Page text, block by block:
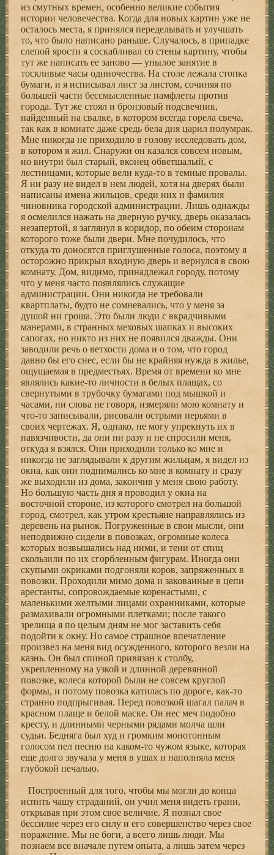
из смутных времен, особенно великие события
истории человечества. Когда для новых картин уже не
осталось места, я принялся переделывать и улучшать
то, что было написано раньше. Случалось, в припадке
слепой ярости я соскабливал со стены картину, чтобы
тут же написать ее заново — унылое занятие в
тоскливые часы одиночества. На столе лежала стопка
бумаги, и я исписывал лист за листом, сочиняя по
большей части бессмысленные памфлеты против
города. Тут же стоял и бронзовый подсвечник,
найденный на свалке, в котором всегда горела свеча,
так как в комнате даже средь бела дня царил полумрак.
Мне никогда не приходило в голову исследовать дом,
в котором я жил. Снаружи он казался совсем новым,
но внутри был старый, вконец обветшалый, с
лестницами, которые вели куда-то в темные провалы.
Я ни разу не видел в нем людей, хотя на дверях были
написаны имена жильцов, среди них и фамилия
чиновника городской администрации. Лишь однажды
я осмелился нажать на дверную ручку, дверь оказалась
незапертой, я заглянул в коридор, по обеим сторонам
которого тоже были двери. Мне почудилось, что
откуда-то доносятся приглушенные голоса, поэтому я
осторожно прикрыл входную дверь и вернулся в свою
комнату. Дом, видимо, принадлежал городу, потому
что у меня часто появлялись служащие
администрации. Они никогда не требовали
квартплаты, будто не сомневались, что у меня за
душой ни гроша. Это были люди с вкрадчивыми
манерами, в странных меховых шапках и высоких
сапогах, но никто из них не появился дважды. Они
заводили речь о ветхости дома и о том, что город
давно бы его снес, если бы не крайняя нужда в жилье,
ощущаемая в предместьях. Время от времени ко мне
являлись какие-то личности в белых плащах, со
свернутыми в трубочку бумагами под мышкой и
часами, ни слова не говоря, измеряли мою комнату и
что-то записывали, рисовали острыми перьями в
своих чертежах. Я, однако, не могу упрекнуть их в
навязчивости, да они ни разу и не спросили меня,
откуда я взялся. Они приходили только ко мне и
никогда не заглядывали к другим жильцам, я видел из
окна, как они поднимались ко мне в комнату и сразу
же выходили из дома, закончив у меня свою работу.
Но большую часть дня я проводил у окна на
восточной стороне, из которого смотрел на большой
город, смотрел, как утром крестьяне направлялись из
деревень на рынок. Погруженные в свои мысли, они
неподвижно сидели в повозках, огромные колеса
которых возвышались над ними, и тени от спиц
скользили по их сгорбленным фигурам. Иногда они
скупыми окриками подгоняли коров, запряженных в
повозки. Проходили мимо дома и закованные в цепи
арестанты, сопровождаемые коренастыми, с
маленькими желтыми лицами охранниками, которые
размахивали огромными плетками; после такого
зрелища я по целым дням не мог заставить себя
подойти к окну. Но самое страшное впечатление
произвел на меня вид осужденного, которого везли на
казнь. Он был спиной привязан к столбу,
укрепленному на узкой и длинной деревянной
повозке, колеса которой были не совсем круглой
формы, и потому повозка катилась по дороге, как-то
странно подпрыгивая. Перед повозкой шагал палач в
красном плаще и белой маске. Он нес меч подобно
кресту, и длинными черными рядами молча шли
судьи. Бедняга был худ и громким монотонным
голосом пел песню на каком-то чужом языке, которая
еще долго звучала у меня в ушах и наполняла меня
глубокой печалью.
Построенный для того, чтобы мы могли до конца испить чашу страданий, он учил меня видеть грани, открывая при этом свое величие. Я познал свое бессилие через его силу и его совершенство через свое поражение. Мы не боги, а всего лишь люди. Мы познаем все вначале путем опыта, а лишь затем через разум. Нас нужно помучить, чтобы мы поняли, и только на крик наших мучений мы можем получить ответ. И, пожалуй, благодаря такой позиции администрации я смог безнаказанно принять участие в восстании угленош, если это восстание вообще было кем-то замечено. Я должен был сначала узнать город во всех его ужасах, прежде чем поступить к нему на службу, прежде чем начать борьбу, прежде чем отказаться от нее: то, что любая борьба против города является бессмысленной, я понял лишь тогда, когда мятеж провалился из-за какого-то сумасшедшего, из-за юродивого, которого раньше я часто видел шагавшим по городу со смешным негнувшимся знаменем какого-то оборонительного союза былых времен, глупая улыбка блуждала на его жирном лице под мятой круглой шляпой. Как-то раз я вышел из своей комнаты в предместье, как это часто делал в белые лунные ночи, и направился в местечко, куда захаживал редко. Здесь стояли ряды таких же однотипных многоквартирных домов, мимо которых я шествовал, но выглядели они гораздо запущеннее, чем в других предместьях. В грязных дворах и на прогнивших скамейках, у реки я видел влюбленные парочки — они сжимали друг друга в объятиях, искали утешения в любви. Я видел блудниц, продававших себя за гроши, они передвигались вокруг как звери, и воздух был наполнен их гортанными звуками. Проходил мимо зеленых щитов, рекламировавших дешевые фильмы, и по мере моего продвижения местечко становилось все более пустынным. Я очутился в районе больших площадок, стиснутых бетонными квадратами домов, пустырей, на которых возвышались горы мусора и немалые участки земли были покрыты густой растительностью. На одной из таких площадок, посередине которой между огромными кучами мусора и ржавыми кузовами старых автомобилей, стоявших вокруг как мирно пасущиеся звери, пролегали трамвайные пути, я уже издалека увидел человека, медленно начинавшего какой-то танец. Его тяжеловесная фигура энергично поднималась над поверхностью земли, как бы заваленной доисторическими руинами. Первыми начали двигаться короткие толстые ноги, описывая беспомощные и заостренные фигуры, но затем танец становился все яростнее, и, когда человек распростер свои непомерно длинные руки, которые придавали его облику нечто гориллообразное, и его длинная белая борода стала раскачиваться у него под подбородком, как колокол, я увидел, что это вдребезги пьяный старый угленоша, живший неподалеку от меня. Я смотрел на танец старика и наблюдал за его тенью, которая повторяла каждое движение его туловища, коротких ног и длинных рук и таким образом дополняла пространственное движение движением на поверхности. Я непроизвольно направился в сторону пьяного и заметил, что к нему со всех сторон стали стекаться люди. Это были мужчины и женщины, плохо одетые, совершенно истощенные, пахнущие сивухой и как бы вырванные из тяжелого сна. Некоторые старались копировать танец старика, но не было слышно ни одного звука, хотя мужчин собралось так много, что они постепенно заполнили площадь, поднялись на мусорные кучи и, как огромные призрачные птицы, уселись на крышах старых автомобилей. Теперь я даже смог рассмотреть лицо огромного старика, который, закончив свой танец, с трудом держался на ногах: лицо его окаменело, а налитые кровью глаза тускло блестели. Я уже было собирался отвернуться от него, чтобы продолжать путь. Но тут люди пришли в движение, вся эта оборванная толпа тесно сгрудилась и стала двигаться вперед. Я находился немного позади угленоши, который, казалось, возглавлял толпу, но я не мог понять, куда мы направлялись. Я был плотно окружен призрачными лицами этих мужчин и женщин, погружен в аромат их сивушного духа, но мне все-таки, хотя и с трудом, удалось высвободиться из толчеи, после чего я оказался рядом со стариком во главе процессии, вопреки своей воле и не имея возможности повернуть обратно. Я все еще не узнавал улиц, по которым мы шли, но видел, что мы движемся по направлению к городу. Дома придвинулись вплотную друг к другу, они стали ниже, и их крыши простирались над бесконечными рядами идущих людей, которые двигались как в ущелье. Толпа беззвучно тянулась по площадям и улицам, вслед за стариком, который раскачивался из стороны в сторону, то цепляясь за меня, то падая на того, кто шел за его спиной, в тесных рядах, и люди отталкивали от себя пьяного, а он принялся хохотать все громче и злораднее. Это был какой-то дрожащий и своенравный смех, которому мы стали вторить, как бы от чего-то освободившись, как будто этот смех помогал нам преодолеть страх, какой мы испытывали перед городом. Движение толпы ускорилось. С громкими криками и всевозможными ругательствами мы рванулись вперед, и в этот момент в спокойном и молчаливом величии перед нами предстал город, его вид был настолько страшен, что мы замолкли. Город лежал по ту сторону реки, через которую был переброшен длинный и узкий висячий мост. Освещенный луною, он отсвечивал белизной, как огромный горбатый, разрезанный синими тенями ледник, покоящийся на двузубой скале; но самой реки мы не видели, так как она была окутана молочным туманом, и казалось, что город парит в облаках. Мы остолбенели и вцепились руками друг в друга, но старик вступил на мост, и мы последовали за ним, охваченные дикой страстью идти напролом. Мост был настолько узким, что многие хватались за перила, чтобы с их помощью удержаться, некоторые даже пробовали переходить по тросам, поддерживающим мост; люди гроздьями висели на мосту, но никто не боялся упасть, хотя мост очень сильно раскачивался. Просев под тяжестью толпы, устремившейся на противоположный берег, он опустился навстречу волнам ночной реки; мы на мгновение погрузились в туман, и казалось, мы парим в пустоте, потому что теперь города совершенно не было видно. Когда мы настолько низко оказались над рекой, что наши ноги стала заливать вода, а многих, жалобно кричащих, смыли волны, мост, получив облегчение, как пружина, круто поднялся вверх, и прямо над собой мы вновь увидели город; теперь он был уже близко и грозил нам своими стенами и башнями, как будто хотел сбросить их на нас, и мы непроизвольно пригнулись от страха. Но теперь, когда мы уже карабкались вверх по скале, на которой он был построен, мост начал успокаиваться, его колебания стихли, и те, кто остался на мосту, спокойно покинули его. Мы устремились к городу и проникли в него через полуразрушенные ворота, вначале осторожно, затем более решительно, хотя нам, собственно, еще не было ясно, чего мы хотим, ведь ночное шествие убогой, грязной толпы оборванных и пьяных людей началось совершенно стихийно и вначале не походило на бунт, а скорее являло собой беспомощное выражение тупого отчаяния. Теперь же, когда мы уже шли по улице, которая вела нас в центр города, мы осознавали нашу акцию, и в нас все сильнее зрела воля к бунту. Дома искривились, как старые деревья, они окружали нас пустыми глазницами окон. Площадь, на которой мы оказались, была изрыта, а в глубоких траншеях лежали трубы и кабель, на нас падала огромная тень башни, за которую спряталась луна. Плотным клином мы вышли на одну из улиц. С момента, как мы достигли города, не раздалось ни единого звука. Мы неслышно передвигались по камням мостовой и вскоре при полном свете луны увидели возвышавшийся вдалеке над крышами домов шпиль кафедрального собора, мы проследовали в его сторону. Пройдя через низкую арку, мы неожиданно вышли на главную улицу, которая наполовину была освещена луной, выступавшей из-за крыш и светившей так ярко, что мы испугались, однако затем вновь успокоились. Плотно прижавшись друг к другу, мы направились вверх по улице, и в наших взглядах горел дикий восторг мятежников. Людской поток неудержимо катился по улице, он то скрывался в тени домов с островерхими крышами и галереями, то вновь возникал в серебре ночи, которое, как снег, лежало вокруг. Мы достигли площади, расположенной в самой высокой точке центра города, где гора раздваивалась и круто обрывалась вниз, образуя вертикальное ущелье, на дне которого пенился едва различимый поток реки. Мы были полны решимости взять штурмом администрацию, а в случае необходимости были готовы пролить кровь. Мужчины вытащили ножи, у некоторых в руках заблестели ружья и топоры. Сгрудившейся толпой мы направились через площадь к каменному мосту, переброшенному через пропасть, на середине которого, как мы увидели все сразу, стоял юродивый в круглой шляпе, в руках он держал свое знамя. Мы остановились, застыв в неподвижности, толпа людей в холодном свете луны. Нас парализовал не вид сумасшедшего. Нас наполнило ужасом осознание того, насколько город нас презирал: он был так уверен в своей победе, что направил навстречу нам одного лишь беспомощного идиота. Пригнувшись, мы неподвижно смотрели на это смешное создание. Его развернутое знамя неподвижно возвышалось в ночи, и изображенные на нем символы были хорошо видны при ярком свете луны. Мы понимали, что должны действовать, и в то же время осознавали, что были бессильны. Тогда вперед выступил старый угленоша, еще до конца не протрезвевший, и направился навстречу сумасшедшему. Старик медленно двигался по каменному мосту, его тело мелкими точками просвечивало сквозь дыры разорванного платья, а длинная белая всклокоченная борода касалась блестевших камней, по которым он шагал; его толстые руки раскачивались, как огромные поленья; мощные плечи были наклонены вперед: он выжидающе двигался навстречу идиоту, который, глупо улыбаясь, стоял со своим знаменем на середине моста. Когда угленоша приблизился к идиоту, мы все замерли. Дурачок остался неподвижен. Подойдя к нему, старик схватил знамя, которое бедняга беспомощно и добродушно выпустил из рук, он, как мы это отчетливо увидели, также был ошарашен неожиданным поведением старика, а тот швырнул знамя в пропасть через каменные перила моста, и он